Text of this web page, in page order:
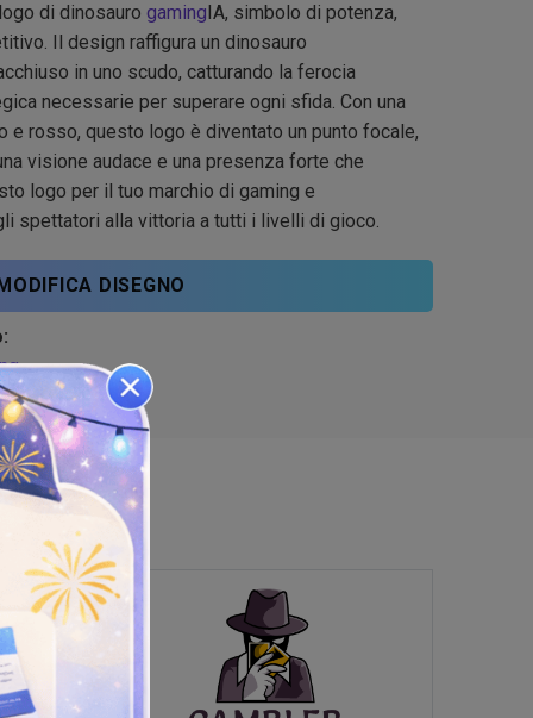
di dinosauro gamingIA, simbolo di potenza,
Il design raffigura un dinosauro
in uno scudo, catturando la ferocia
necessarie per superare ogni sfida. Con una
e rosso, questo logo è diventato un punto focale,
visione audace e una presenza forte che
logo per il tuo marchio di gaming e
spettatori alla vittoria a tutti i livelli di gioco.
DISEGNO